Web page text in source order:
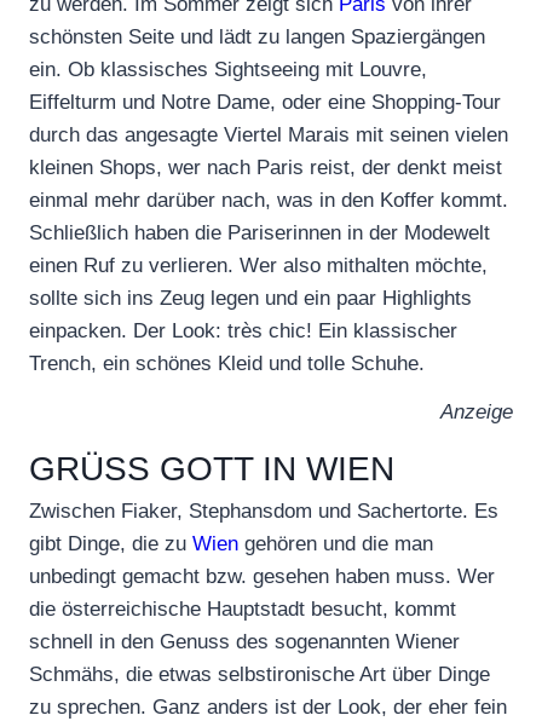
schönsten Seite und lädt zu langen Spaziergängen
ein. Ob klassisches Sightseeing mit Louvre,
Eiffelturm und Notre Dame, oder eine Shopping-Tour
durch das angesagte Viertel Marais mit seinen vielen
kleinen Shops, wer nach Paris reist, der denkt meist
einmal mehr darüber nach, was in den Koffer kommt.
Schließlich haben die Pariserinnen in der Modewelt
einen Ruf zu verlieren. Wer also mithalten möchte,
sollte sich ins Zeug legen und ein paar Highlights
einpacken. Der Look: très chic! Ein klassischer
Trench, ein schönes Kleid und tolle Schuhe.
Anzeige
GRÜSS GOTT IN WIEN
Zwischen Fiaker, Stephansdom und Sachertorte. Es
gibt Dinge, die zu Wien gehören und die man
unbedingt gemacht bzw. gesehen haben muss. Wer
die österreichische Hauptstadt besucht, kommt
schnell in den Genuss des sogenannten Wiener
Schmähs, die etwas selbstironische Art über Dinge
zu sprechen. Ganz anders ist der Look, der eher fein